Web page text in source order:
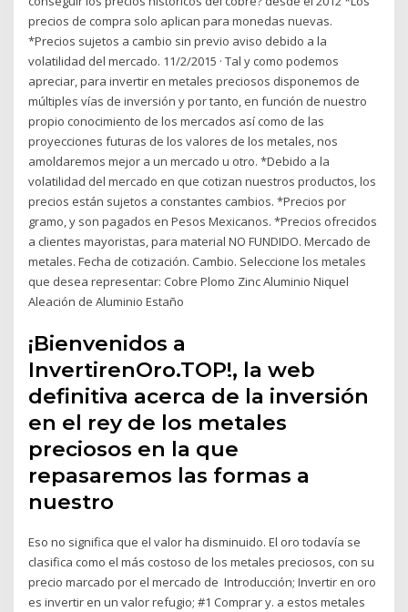
precios de compra solo aplican para monedas nuevas.
*Precios sujetos a cambio sin previo aviso debido a la
volatilidad del mercado. 11/2/2015 · Tal y como podemos
apreciar, para invertir en metales preciosos disponemos de
múltiples vías de inversión y por tanto, en función de nuestro
propio conocimiento de los mercados así como de las
proyecciones futuras de los valores de los metales, nos
amoldaremos mejor a un mercado u otro. *Debido a la
volatilidad del mercado en que cotizan nuestros productos, los
precios están sujetos a constantes cambios. *Precios por
gramo, y son pagados en Pesos Mexicanos. *Precios ofrecidos
a clientes mayoristas, para material NO FUNDIDO. Mercado de
metales. Fecha de cotización. Cambio. Seleccione los metales
que desea representar: Cobre Plomo Zinc Aluminio Niquel
Aleación de Aluminio Estaño
¡Bienvenidos a
InvertirenOro.TOP!, la web
definitiva acerca de la inversión
en el rey de los metales
preciosos en la que
repasaremos las formas a
nuestro
Eso no significa que el valor ha disminuido. El oro todavía se
clasifica como el más costoso de los metales preciosos, con su
precio marcado por el mercado de Introducción; Invertir en oro
es invertir en un valor refugio; #1 Comprar y. a estos metales